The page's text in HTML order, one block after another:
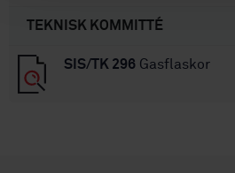
TEKNISK KOMMITTÉ
SIS/TK 296 Gasflaskor